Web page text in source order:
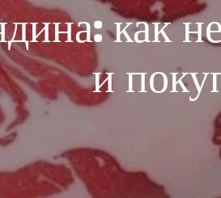
как
и